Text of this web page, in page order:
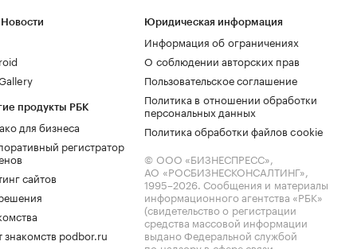
продукты РБК
для бизнеса
регистратор
сайтов
знакомств podbor.ru
Юридическая информация
Информация об ограничениях
О соблюдении авторских прав
Пользовательское соглашение
Политика в отношении обработки
персональных данных
Политика обработки файлов cookie
© ООО «БИЗНЕСПРЕСС»,
АО «РОСБИЗНЕСКОНСАЛТИНГ»,
1995–2026. Сообщения и материалы
информационного агентства «РБК»
(свидетельство о регистрации
средства массовой информации
выдано Федеральной службой